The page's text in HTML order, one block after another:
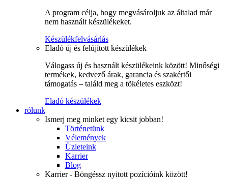
A program célja, hogy megvásároljuk az általad már
nem használt készülékeket.
Készülékfelvásárlás
Eladó új és felújított készülékek
Válogass új és használt készülékeink között! Minőségi
termékek, kedvező árak, garancia és szakértői
támogatás – találd meg a tökéletes eszközt!
Eladó készülékek
rólunk
Ismerj meg minket egy kicsit jobban!
Történetünk
Vélemények
Üzleteink
Karrier
Blog
Karrier - Böngéssz nyitott pozícióink között!